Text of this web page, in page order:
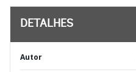
DETALHES
Autor